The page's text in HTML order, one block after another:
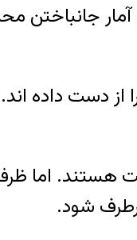
جانباختن
جان خود را از
۳۸۰۰ نفر در این یگان